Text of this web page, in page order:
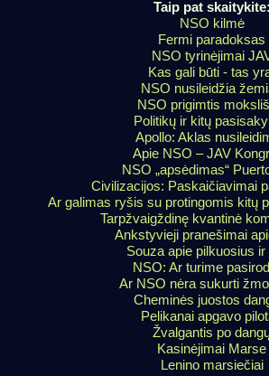
Taip pat
NSO kilmė
Fermi paradoksas
NSO tyrinėjimai
Kas gali būti - tas
NSO nusileidžia
NSO prigimtis
Politikų ir kitų
Apollo: Aklas
Apie NSO – JAV
NSO „apsėdimas“
Civilizacijos: Paskaičiavimai
Ar galimas ryšis su protingomis kitų
Tarpžvaigždinę kvantinė
Ankstyvieji pranešimai
Souza apie pilkuosius
NSO: Ar turime
Ar NSO nėra sukurti
Cheminės juostos
Pelikanai apgavo
Žvalgantis po
Kasinėjimai Marse
Lenino marsiečiai